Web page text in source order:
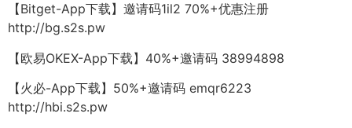
【Bitget-App下载】邀请码1il2 70%+优惠注册
http://bg.s2s.pw
【欧易OKEX-App下载】40%+邀请码 38994898
【火必-App下载】50%+邀请码 emqr6223
http://hbi.s2s.pw